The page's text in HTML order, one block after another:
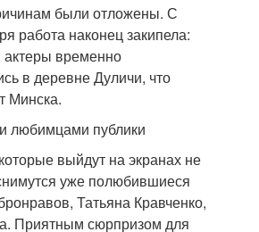
любимцами публики
выйдут на экранах не
уже полюбившиеся
Татьяна Кравченко,
Приятным сюрпризом для